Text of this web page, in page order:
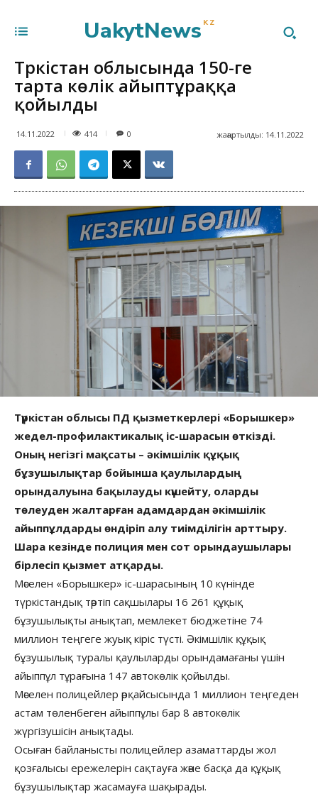
UakytNews KZ
Түркістан облысында 150-ге
тарта көлік айыптұраққа
қойылды
14.11.2022 414 жаңартылды: 14.11.2022
0
Түркістан облысы ПД қызметкерлері «Борышкер»
жедел-профилактикалық іс-шарасын өткізді.
Оның негізгі мақсаты – әкімшілік құқық
бұзушылықтар бойынша қаулылардың
орындалуына бақылауды күшейту, оларды
төлеуден жалтарған адамдардан әкімшілік
айыппұлдарды өндіріп алу тиімділігін арттыру.
Шара кезінде полиция мен сот орындаушылары
бірлесіп қызмет атқарды.
Мәселен «Борышкер» іс-шарасының 10 күнінде
түркістандық тәртіп сақшылары 16 261 құқық
бұзушылықты анықтап, мемлекет бюджетіне 74
миллион теңгеге жуық кіріс түсті. Әкімшілік құқық
бұзушылық туралы қаулыларды орындамағаны үшін
айыппұл тұрағына 147 автокөлік қойылды.
Мәселен полицейлер әрқайсысында 1 миллион теңгеден
астам төленбеген айыппұлы бар 8 автокөлік
жүргізушісін анықтады.
Осыған байланысты полицейлер азаматтарды жол
қозғалысы ережелерін сақтауға және басқа да құқық
бұзушылықтар жасамауға шақырады.